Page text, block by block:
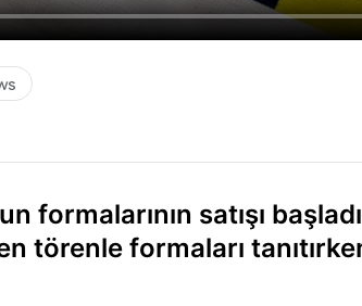
formalarının satışı
törenle formaları